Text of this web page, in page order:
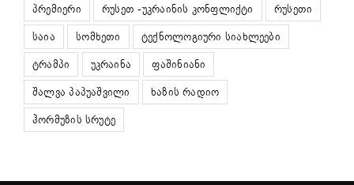
პრემიერი
რუსეთ -უკრაინის კონფლიქტი
რუსეთი
საია
სომხეთი
ტექნოლოგიური სიახლეები
ტრამპი
უკრაინა
ფაშინიანი
შალვა პაპუაშვილი
ხაზის რადიო
ჰორმუზის სრუტე